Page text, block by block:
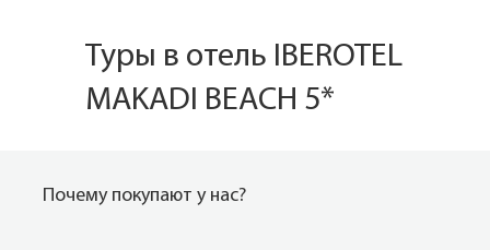
Туры в отель IBEROTEL
MAKADI BEACH 5*
Почему покупают у нас?